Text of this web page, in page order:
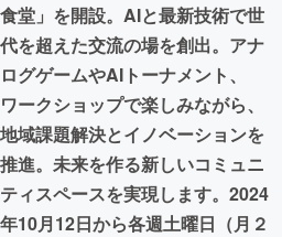
食堂」を開設。AIと最新技術で世
代を超えた交流の場を創出。アナ
ログゲームやAIトーナメント、
ワークショップで楽しみながら、
地域課題解決とイノベーションを
推進。未来を作る新しいコミュニ
ティスペースを実現します。2024
年10月12日から各週土曜日（月２